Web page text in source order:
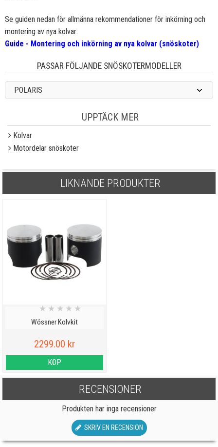
Se guiden nedan för allmänna rekommendationer för inkörning och
montering av nya kolvar:
Guide - Montering och inkörning av nya kolvar (snöskoter)
PASSAR FÖLJANDE SNÖSKOTERMODELLER
POLARIS
UPPTÄCK MER
Kolvar
Motordelar snöskoter
LIKNANDE PRODUKTER
Wössner Kolvkit
★ ★ ★ ★ ★
2299.00 kr
KÖP
RECENSIONER
Produkten har inga recensioner
SKRIV EN RECENSION